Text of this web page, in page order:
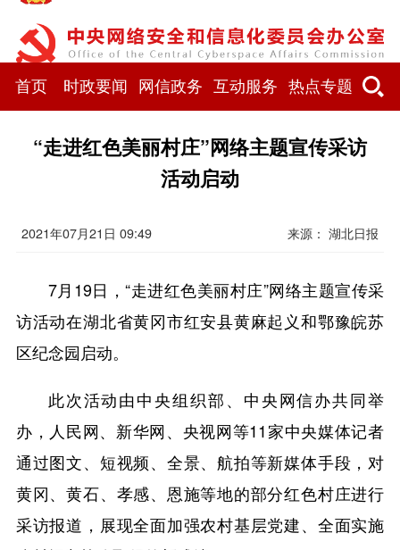
首页 时政要闻 网信政务 互动服务 热点专题
“走进红色美丽村庄”网络主题宣传采访
活动启动
2021年07月21日 09:49 来源： 湖北日报
7月19日，“走进红色美丽村庄”网络主题宣传采
访活动在湖北省黄冈市红安县黄麻起义和鄂豫皖苏
区纪念园启动。
此次活动由中央组织部、中央网信办共同举
办，人民网、新华网、央视网等11家中央媒体记者
通过图文、短视频、全景、航拍等新媒体手段，对
黄冈、黄石、孝感、恩施等地的部分红色村庄进行
采访报道，展现全面加强农村基层党建、全面实施